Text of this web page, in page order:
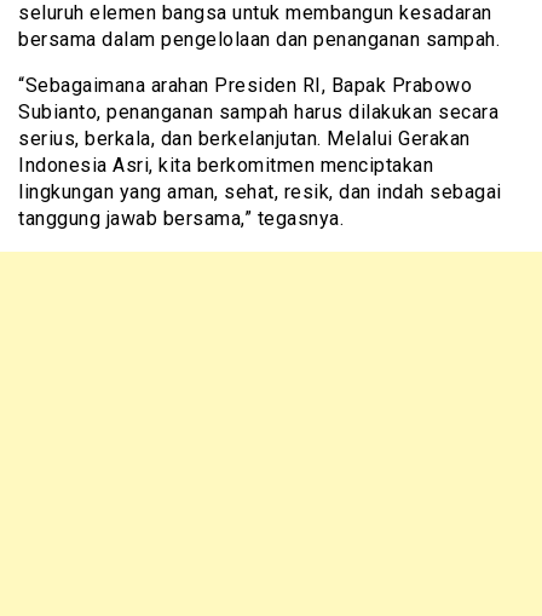
seluruh elemen bangsa untuk membangun kesadaran
bersama dalam pengelolaan dan penanganan sampah.
“Sebagaimana arahan Presiden RI, Bapak Prabowo
Subianto, penanganan sampah harus dilakukan secara
serius, berkala, dan berkelanjutan. Melalui Gerakan
Indonesia Asri, kita berkomitmen menciptakan
lingkungan yang aman, sehat, resik, dan indah sebagai
tanggung jawab bersama,” tegasnya.